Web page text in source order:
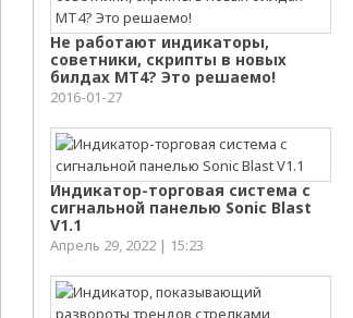
Не работают индикаторы,
советники, скрипты в новых
билдах МТ4? Это решаемо!
2016-01-27
Индикатор-торговая система с
сигнальной панелью Sonic Blast
V1.1
Апрель 29, 2022 | 15:23